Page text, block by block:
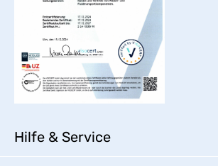
Hilfe & Service